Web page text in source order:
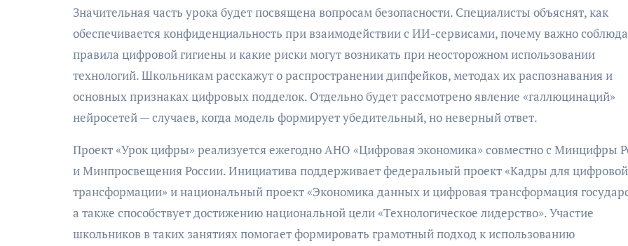
Значительная часть урока будет посвящена вопросам безопасности. Специалисты объяснят, как
обеспечивается конфиденциальность при взаимодействии с ИИ-сервисами, почему важно
правила цифровой гигиены и какие риски могут возникать при неосторожном использовании
технологий. Школьникам расскажут о распространении дипфейков, методах их распознавания и
основных признаках цифровых подделок. Отдельно будет рассмотрено явление «галлюцинаций»
нейросетей — случаев, когда модель формирует убедительный, но неверный ответ.
Проект «Урок цифры» реализуется ежегодно АНО «Цифровая экономика» совместно с Минцифры
и Минпросвещения России. Инициатива поддерживает федеральный проект «Кадры для цифровой
трансформации» и национальный проект «Экономика данных и цифровая трансформация
а также способствует достижению национальной цели «Технологическое лидерство». Участие
школьников в таких занятиях помогает формировать грамотный подход к использованию